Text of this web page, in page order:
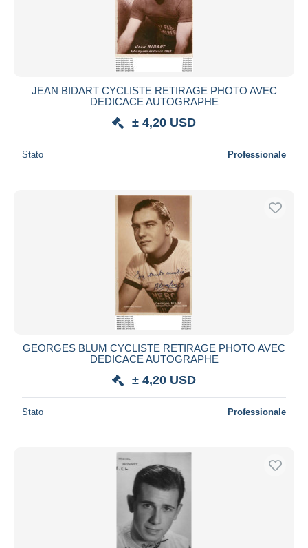
JEAN BIDART CYCLISTE RETIRAGE PHOTO AVEC
DEDICACE AUTOGRAPHE
± 4,20 USD
Stato Professionale
GEORGES BLUM CYCLISTE RETIRAGE PHOTO AVEC
DEDICACE AUTOGRAPHE
± 4,20 USD
Stato Professionale